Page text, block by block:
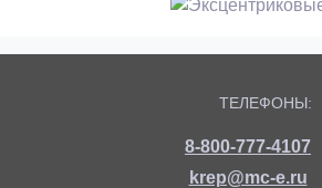
ТЕЛЕФОНЫ:
8-800-777-4107
krep@mc-e.ru